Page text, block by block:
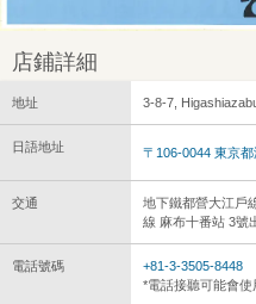
店鋪詳細
地址 3-8-7,
日語地址 〒106-0044 東京
交通
地下鐵都營大江戶
線 麻布十番站 3號
電話號碼
+81-3-3505-8448
*電話接聽可能會使